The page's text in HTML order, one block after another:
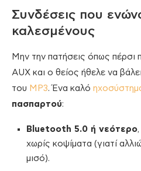
Συνδέσεις που
καλεσμένους
Μην την πατήσεις όπως πέρσι
AUX και ο θείος ήθελε να
του MP3. Ένα καλό
πασπαρτού:
Bluetooth 5.0 ή νεότερο
χωρίς κοψίματα (γιατί
μισό).